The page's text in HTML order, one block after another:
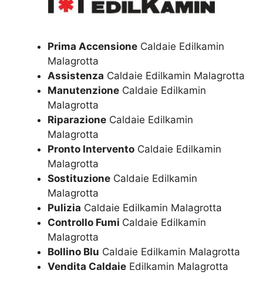
Prima Accensione Caldaie Edilkamin
Malagrotta
Assistenza Caldaie Edilkamin Malagrotta
Manutenzione Caldaie Edilkamin
Malagrotta
Riparazione Caldaie Edilkamin
Malagrotta
Pronto Intervento Caldaie Edilkamin
Malagrotta
Sostituzione Caldaie Edilkamin
Malagrotta
Pulizia Caldaie Edilkamin Malagrotta
Controllo Fumi Caldaie Edilkamin
Malagrotta
Bollino Blu Caldaie Edilkamin Malagrotta
Vendita Caldaie Edilkamin Malagrotta